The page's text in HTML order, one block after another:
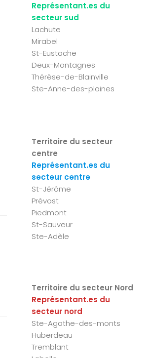
Représentant.es du
secteur sud
Lachute
Mirabel
St-Eustache
Deux-Montagnes
Thérèse-de-Blainville
Ste-Anne-des-plaines
Territoire du secteur
centre
Représentant.es du
secteur centre
St-Jérôme
Prévost
Piedmont
St-Sauveur
Ste-Adèle
Territoire du secteur Nord
Représentant.es du
secteur nord
Ste-Agathe-des-monts
Huberdeau
Tremblant